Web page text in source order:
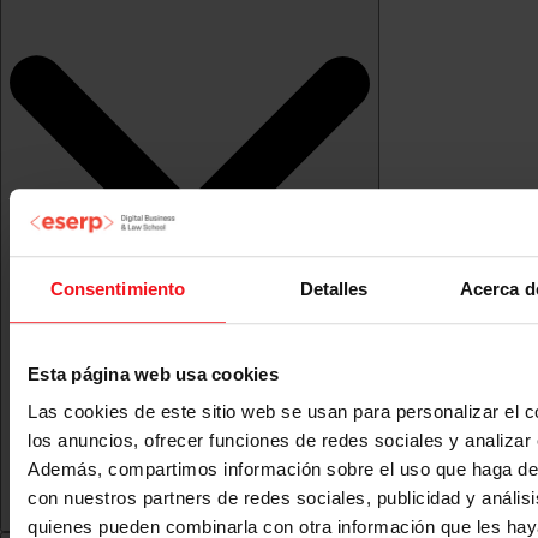
Consentimiento Detalles Acerca
Esta página web usa cookies
Las cookies de este sitio web se usan para personalizar el
los anuncios, ofrecer funciones de redes sociales y analizar
Además, compartimos información sobre el uso que haga
con nuestros partners de redes sociales, publicidad y
quienes pueden combinarla con otra información que les